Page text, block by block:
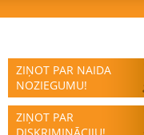
ZIŅOT PAR NAIDA
NOZIEGUMU!
ZIŅOT PAR